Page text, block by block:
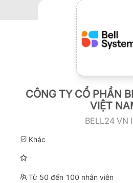
CÔNG TY CỔ PHẦN
VIỆT
BELL24 VN
Khác
Từ 50 đến 100 nhân viên